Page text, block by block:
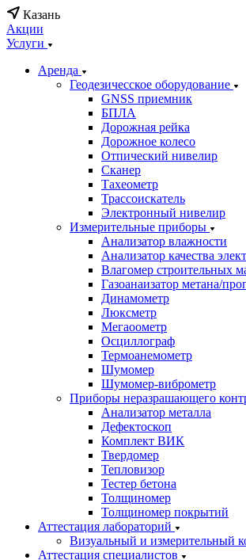
Казань
Акции
Услуги
Аренда
Геодезичесское оборудование
GNSS приемник
БПЛА
Дорожная рейка
Дорожное колесо
Отпический нивелир
Сканер
Тахеометр
Трассоискатель
Электронный нивелир
Измерительные приборы
Анализатор влажности
Анализатор качества
Влагомер строительных
Газоанаизатор метана/
Динамометр
Люксметр
Мегаоометр
Осциллограф
Термоанемометр
Шумомер
Шумомер-виброметр
Приборы неразрашающего
Анализатор металла
Дефектоскоп
Комплект ВИК
Твердомер
Тепловизор
Тестер бетона
Толщиномер
Толщиномер покрытий
Аттестация лабораторий
Визуальный и измерительный
Аттестация специалистов